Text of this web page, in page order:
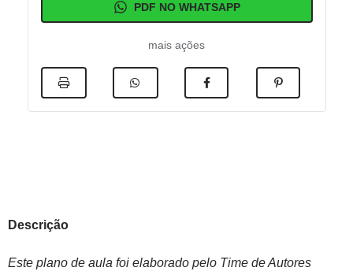
PDF NO WHATSAPP
mais ações
Descrição
Este plano de aula foi elaborado pelo Time de Autores